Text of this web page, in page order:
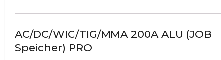
AC/DC/WIG/TIG/MMA 200A ALU (JOB
Speicher) PRO